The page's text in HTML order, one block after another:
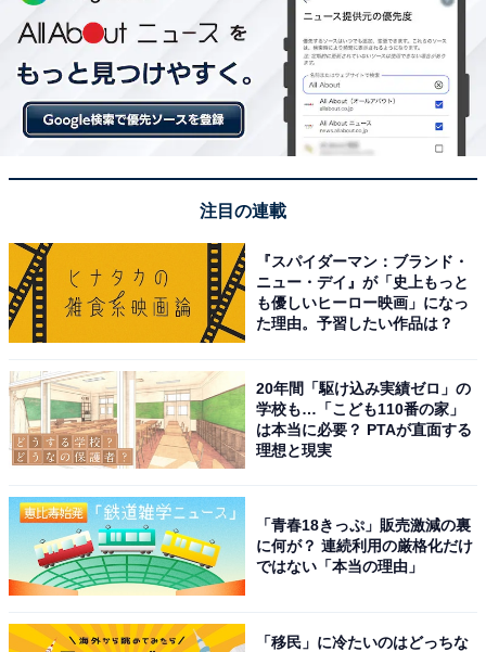
次ページ 9位までのランキング結果を見る
神奈川県の市で「老後に住みたい」と思う市ラ
ンキング！ 2位「鎌倉市」を抑えた1位は？
【2025年調査】
注目の連載
『スパイダーマン：ブランド・
ニュー・デイ』が「史上もっと
も優しいヒーロー映画」になっ
た理由。予習したい作品は？
20年間「駆け込み実績ゼロ」の
学校も…「こども110番の家」
は本当に必要？ PTAが直面する
理想と現実
「青春18きっぷ」販売激減の裏
に何が？ 連続利用の厳格化だけ
ではない「本当の理由」
「移民」に冷たいのはどっちな